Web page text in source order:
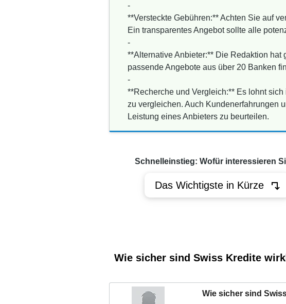
-
**Versteckte Gebühren:** Achten Sie auf
Ein transparentes Angebot sollte alle
-
**Alternative Anbieter:** Die Redaktion
passende Angebote aus über 20 Banken
-
**Recherche und Vergleich:** Es lohnt
zu vergleichen. Auch Kundenerfahrungen
Leistung eines Anbieters zu beurteilen.
Schnelleinstieg: Wofür interessieren
Das Wichtigste in Kürze
Wie sicher sind Swiss Kredite
Wie sicher sind